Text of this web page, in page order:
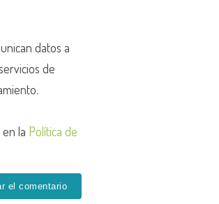
datos a
de
la Política de